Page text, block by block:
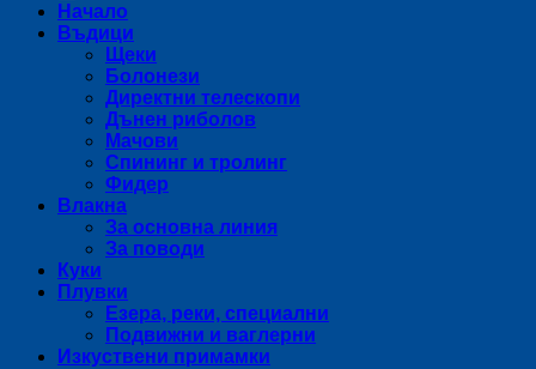
Начало
Въдици
Щеки
Болонези
Директни телескопи
Дънен риболов
Мачови
Спининг и тролинг
Фидер
Влакна
За основна линия
За поводи
Куки
Плувки
Езера, реки, специални
Подвижни и ваглерни
Изкуствени примамки